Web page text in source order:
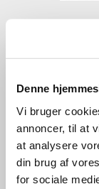
Denne
Vi bruger
annoncer, til at
at analysere
din brug af
for sociale
Spøttrup